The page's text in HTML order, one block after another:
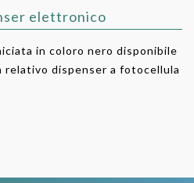
elettronico
in coloro nero disponibile
relativo dispenser a fotocellula